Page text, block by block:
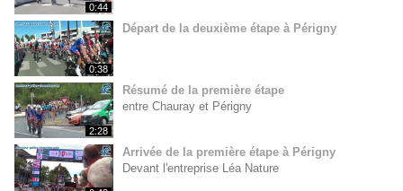
0:44
0:38
Départ de la deuxième étape à Périgny
2:28
Résumé de la première étape
entre Chauray et Périgny
Arrivée de la première étape à Périgny
Devant l'entreprise Léa Nature